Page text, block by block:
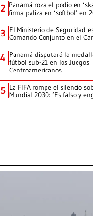
2 Panamá roza el podio en
firma paliza en ‘softbol’ en
3 El Ministerio de Seguridad
Comando Conjunto en el
4 Panamá disputará la
fútbol sub-21 en los Juegos
Centroamericanos
5 La FIFA rompe el silencio
Mundial 2030: ‘Es falso y